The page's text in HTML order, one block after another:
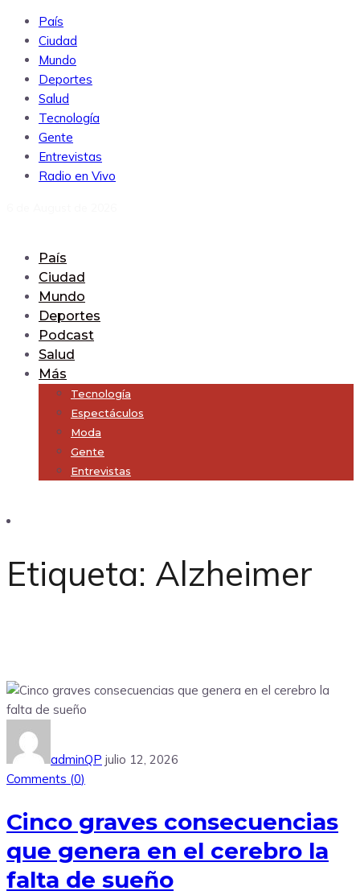
País
Ciudad
Mundo
Deportes
Salud
Tecnología
Gente
Entrevistas
Radio en Vivo
País
Ciudad
Mundo
Deportes
Podcast
Salud
Más
Tecnología
Espectáculos
Moda
Gente
Entrevistas
Etiqueta: Alzheimer
adminQP julio 12, 2026
Comments (0)
Cinco graves consecuencias
que genera en el cerebro la
falta de sueño